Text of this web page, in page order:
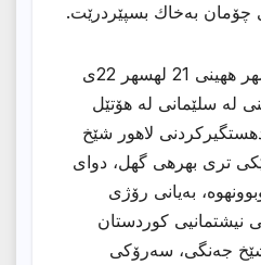
چۆمان بەخاك بسپێردرێت.
شهوی پێنجشهممه لهسهر ههینی 21 لهسهر 22ی
ئهمنی له سلێمانی له هۆتێل
دهستگیركردنی لاهور شێخ
تری بهرهی گهل، دوای
بەیانی رۆژی
نیشتمانیی کوردستان
جەنگی، سەرۆکی